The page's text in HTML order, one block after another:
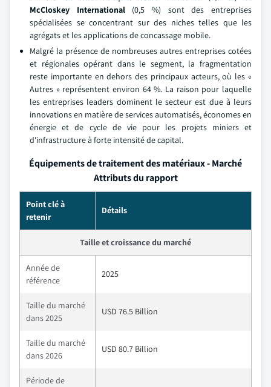
McCloskey International(0,5 %) sont des entreprises
spécialisées se concentrant sur des niches telles que les
agrégats et les applications de concassage mobile.
Malgré la présence de nombreuses autres entreprises cotées
et régionales opérant dans le segment, la fragmentation
reste importante en dehors des principaux acteurs, où les «
Autres » représentent environ 64 %. La raison pour laquelle
les entreprises leaders dominent le secteur est due à leurs
innovations en matière de services automatisés, économes en
énergie et de cycle de vie pour les projets miniers et
d'infrastructure à forte intensité de capital.
Équipements de traitement des matériaux - Marché
Attributs du rapport
Point clé à
retenir
Détails
Taille et croissance du marché
Année de
référence
2025
Taille du marché
dans 2025
USD 76.5 Billion
Taille du marché
dans 2026
USD 80.7 Billion
Période de